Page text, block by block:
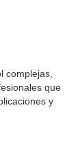
complejas,
que
y